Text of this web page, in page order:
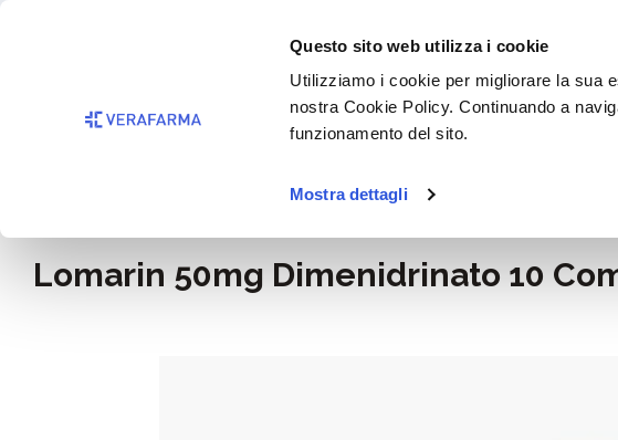
Questo sito web utilizza i cookie
Utilizziamo i cookie per migliorare la sua
nostra Cookie Policy. Continuando a
funzionamento del sito.
Mostra dettagli
Passa alla navigazione principale
Lomarin 50mg Dimenidrinato 10